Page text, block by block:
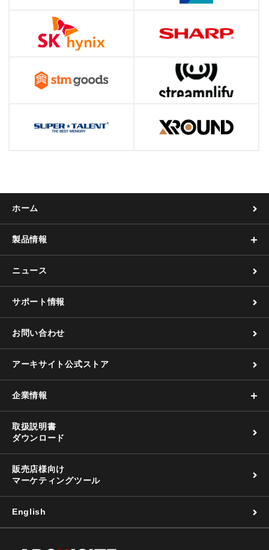
ホーム
製品情報
ニュース
サポート情報
お問い合わせ
アーキサイト公式ストア
企業情報
取扱説明書
ダウンロード
販売店様向け
マーケティングツール
English